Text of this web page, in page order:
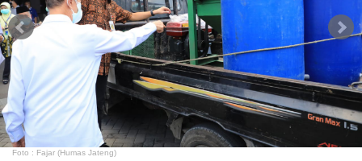
Foto : Fajar (Humas Jateng)